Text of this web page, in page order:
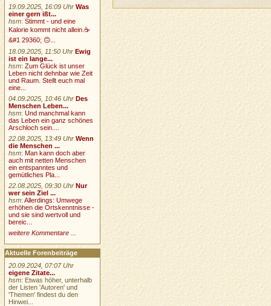
19.09.2025, 16:09 Uhr Was
einer gern ißt...
hsm:Stimmt - und eine
Kalorie kommt nicht allein.☕
&#1 29360; 🙃...
18.09.2025, 11:50 Uhr Ewig
ist ein lange...
hsm:Zum Glück ist unser
Leben nicht dehnbar wie Zeit
und Raum. Stellt euch mal
eine...
04.09.2025, 10:46 Uhr Des
Menschen Leben...
hsm:Und manchmal kann
das Leben ein ganz schönes
Arschloch sein....
22.08.2025, 13:49 Uhr Wenn
die Menschen ...
hsm:Man kann doch aber
auch mit netten Menschen
ein entspanntes und
gemütliches Pla...
22.08.2025, 09:30 Uhr Nur
wer sein Ziel ...
hsm:Allerdings: Umwege
erhöhen die Ortskenntnisse -
und sie sind wertvoll und
bereic...
weitere Kommentare ...
Aktuelle Forenbeiträge
20.09.2024, 07:07 Uhr
eigene Zitate...
hsm: Etwas höher, unterhalb
der Listen 'Autoren' und
'Themen' findest du den
Hinwei...